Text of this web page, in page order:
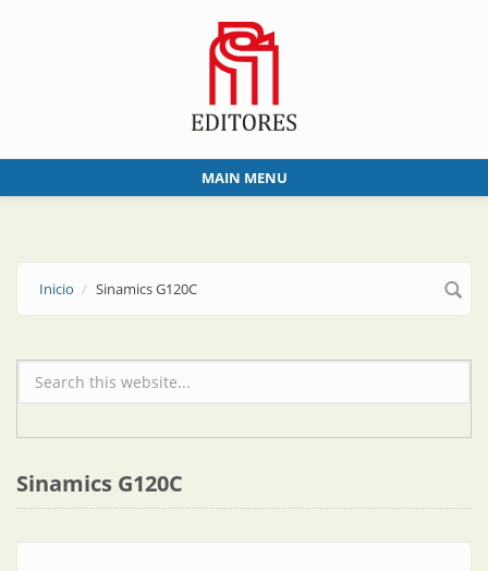
MAIN MENU
Inicio Sinamics G120C
Formulario de búsqueda
Sinamics G120C